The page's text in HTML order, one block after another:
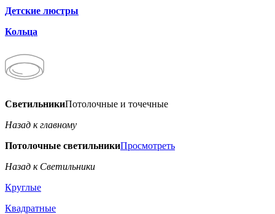
Детские люстры
Кольца
СветильникиПотолочные и точечные
Назад к главному
Потолочные светильникиПросмотреть
Назад к Светильники
Круглые
Квадратные